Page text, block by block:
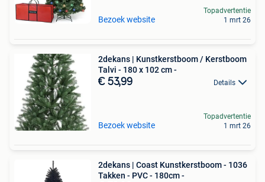
Bezoek website
Topadvertentie
1 mrt 26
2dekans | Kunstkerstboom / Kerstboom
Talvi - 180 x 102 cm -
€ 53,99 Details
Bezoek website
Topadvertentie
1 mrt 26
2dekans | Coast Kunstkerstboom - 1036
Takken - PVC - 180cm -